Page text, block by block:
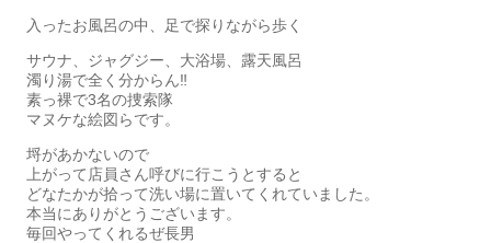
入ったお風呂の中、足で探りながら歩く
サウナ、ジャグジー、大浴場、露天風呂
濁り湯で全く分からん‼️
素っ裸で3名の捜索隊
マヌケな絵図らです。
埒があかないので
上がって店員さん呼びに行こうとすると
どなたかが拾って洗い場に置いてくれていました。
本当にありがとうございます。
毎回やってくれるぜ長男